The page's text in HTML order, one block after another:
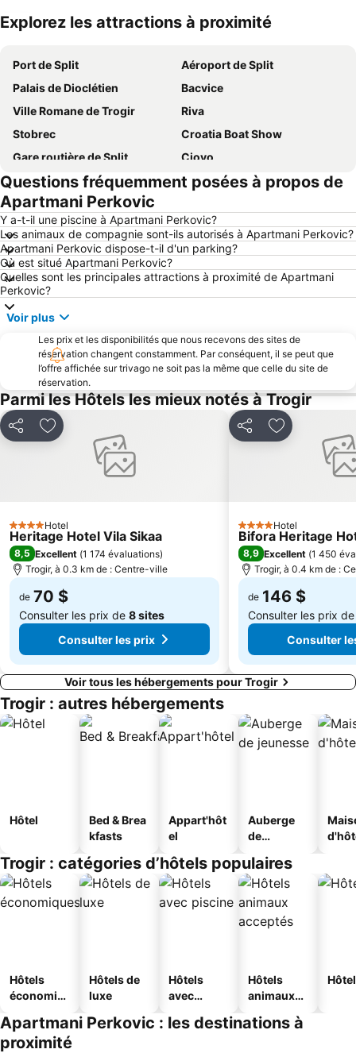
Explorez les attractions à proximité
Port de Split
Aéroport de Split
Palais de Dioclétien
Bacvice
Ville Romane de Trogir
Riva
Stobrec
Croatia Boat Show
Gare routière de Split
Ciovo
Trogír Promenade
Port of Hvar
Parc national de Krka
Grgur Ninski
Šibenik
Pakleni Otoci
Trg Republike
Hrvatsko Narodno Kazalište
Muzej Grada Splita
Gare ferroviaire de Split
St Peter
Južna Vrata
Questions fréquemment posées à propos de
Apartmani Perkovic
Y a-t-il une piscine à Apartmani Perkovic?
Les animaux de compagnie sont-ils autorisés à Apartmani Perkovic?
Apartmani Perkovic dispose-t-il d'un parking?
Où est situé Apartmani Perkovic?
Quelles sont les principales attractions à proximité de Apartmani
Perkovic?
Voir plus
Les prix et les disponibilités que nous recevons des sites de
réservation changent constamment. Par conséquent, il se peut que
l’offre affichée sur trivago ne soit pas la même que celle du site de
réservation.
Parmi les Hôtels les mieux notés à Trogir
PartagerAjouter à mes favoris
4 ÉtoilesHotel
Heritage Hotel Vila Sikaa
8,5 Excellent (1 174 évaluations)
Trogir, à 0.3 km de : Centre-ville
de 70 $
Consulter les prix de 8 sites
Consulter les prix
PartagerAjouter à
4 ÉtoilesHotel
Bifora Heritage
8,9 Excellent (1 450
Trogir, à 0.4 km de :
de 146 $
Consulter les prix
Consulter
Voir tous les hébergements pour Trogir
Trogir : autres hébergements
Hôtel
Bed & Brea
kfasts
Appart'hôt
el
Auberge
de
Trogir : catégories d’hôtels populaires
Hôtels
économiq
Hôtels de
luxe
Hôtels
avec
Hôtels
animaux
Apartmani Perkovic : les destinations à
proximité